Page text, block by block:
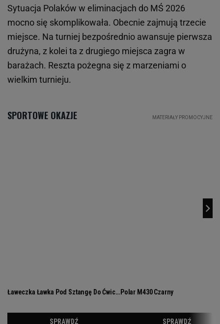
Sytuacja Polaków w eliminacjach do MŚ 2026
mocno się skomplikowała. Obecnie zajmują trzecie
miejsce. Na turniej bezpośrednio awansuje pierwsza
drużyna, z kolei ta z drugiego miejsca zagra w
barażach. Reszta pożegna się z marzeniami o
wielkim turnieju.